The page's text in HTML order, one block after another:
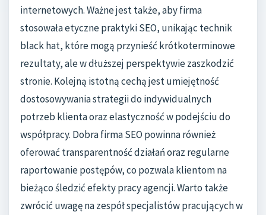
internetowych. Ważne jest także, aby firma
stosowała etyczne praktyki SEO, unikając technik
black hat, które mogą przynieść krótkoterminowe
rezultaty, ale w dłuższej perspektywie zaszkodzić
stronie. Kolejną istotną cechą jest umiejętność
dostosowywania strategii do indywidualnych
potrzeb klienta oraz elastyczność w podejściu do
współpracy. Dobra firma SEO powinna również
oferować transparentność działań oraz regularne
raportowanie postępów, co pozwala klientom na
bieżąco śledzić efekty pracy agencji. Warto także
zwrócić uwagę na zespół specjalistów pracujących w